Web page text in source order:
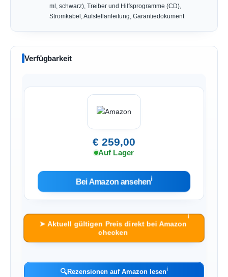
ml, schwarz), Treiber und Hilfsprogramme (CD),
Stromkabel, Aufstellanleitung, Garantiedokument
Verfügbarkeit
€ 259,00
Auf Lager
Bei Amazon ansehenℹ︎
➤ Aktuell gültigen Preis direkt bei Amazon
checken
ℹ︎
🔍Rezensionen auf Amazon lesenℹ︎